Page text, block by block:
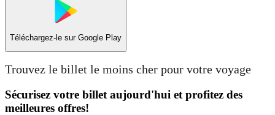
Téléchargez-le sur Google Play
Trouvez le billet le moins cher pour votre voyage
Sécurisez votre billet aujourd'hui et profitez des
meilleures offres!